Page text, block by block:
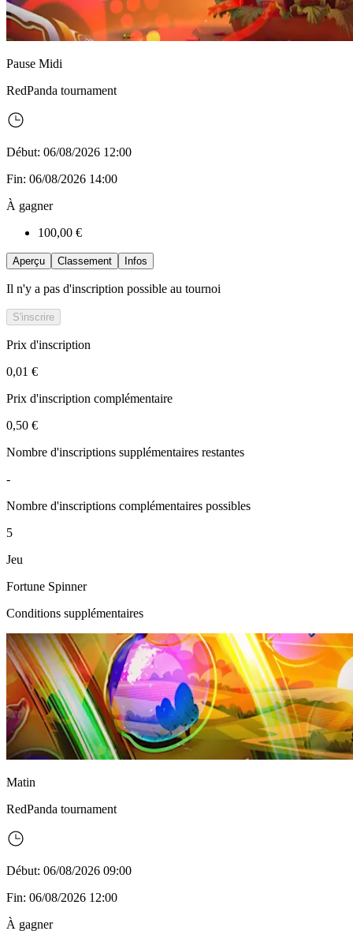
Pause Midi
RedPanda tournament
Début: 06/08/2026 12:00
Fin: 06/08/2026 14:00
À gagner
100,00 €
Aperçu Classement Infos
Il n'y a pas d'inscription possible au tournoi
S'inscrire
Prix d'inscription
0,01 €
Prix d'inscription complémentaire
0,50 €
Nombre d'inscriptions supplémentaires restantes
-
Nombre d'inscriptions complémentaires possibles
5
Jeu
Fortune Spinner
Conditions supplémentaires
Matin
RedPanda tournament
Début: 06/08/2026 09:00
Fin: 06/08/2026 12:00
À gagner